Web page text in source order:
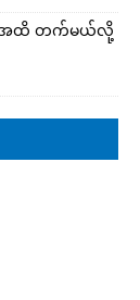
ာ်အထိ တက်မယ်လို့